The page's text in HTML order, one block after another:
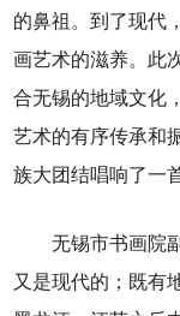
的鼻祖。到了现代
画艺术的滋养。此
合无锡的地域文化
艺术的有序传承和
族大团结唱响了一
无锡市书画院副
又是现代的；既有